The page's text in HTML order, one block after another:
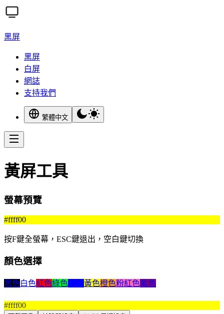
黑屏
黑屏
白屏
網誌
支持我們
繁體中文
黃屏工具
螢幕預覽
#ffff00
按F鍵全螢幕，ESC鍵退出，空白鍵切換
顏色選擇
黑色白色紅色綠色 黃色橙色粉紅色紫色
#ffff00